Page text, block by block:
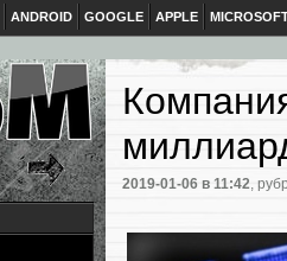
ANDROID GOOGLE APPLE
2019-01-06 в 11:42,